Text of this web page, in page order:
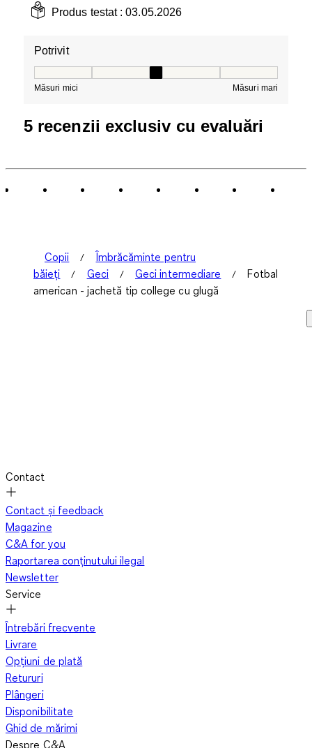
Produs testat :03.05.2026
Potrivit
Măsuri mici Măsuri mari
5 recenzii exclusiv cu evaluări
Copii
Îmbrăcăminte pentru
băieți
Geci Geci intermediare
Fotbal
american - jachetă tip college cu glugă
Contact
Contact și feedback
Magazine
C&A for you
Raportarea conținutului ilegal
Newsletter
Service
Întrebări frecvente
Livrare
Opțiuni de plată
Retururi
Plângeri
Disponibilitate
Ghid de mărimi
Despre C&A